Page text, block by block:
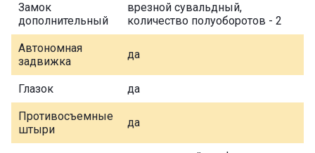
Замок
дополнительный
врезной сувальдный,
количество полуоборотов - 2
Автономная
задвижка
да
Глазок да
Противосъемные
штыри
да